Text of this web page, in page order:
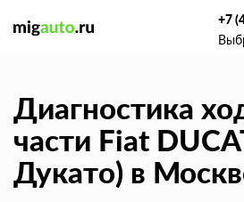
+7
Диагностика
части Fiat
Дукато) в